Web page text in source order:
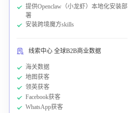
提供Openclaw（小龙虾）本地化安装部
署
安装跨境魔方skills
线索中心 全球B2B商业数据
海关数据
地图获客
领英获客
Facebook获客
WhatsApp获客